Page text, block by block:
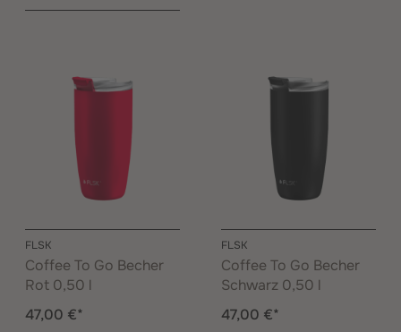
FLSK
Coffee To Go Becher
Rot 0,50 l
47,00 €*
FLSK
Coffee To Go Becher
Schwarz 0,50 l
47,00 €*